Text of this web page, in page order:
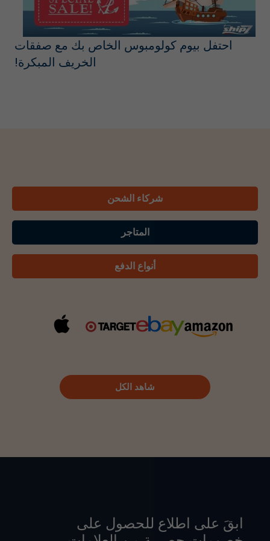
احتفل بيوم كولومبوس الخاص بك مع صفقات
الخريف المبكرة!
شركاء الشحن
المتاجر
أنواع الدفع
شاهد الكل
ابقَ على اطلاع للحصول على